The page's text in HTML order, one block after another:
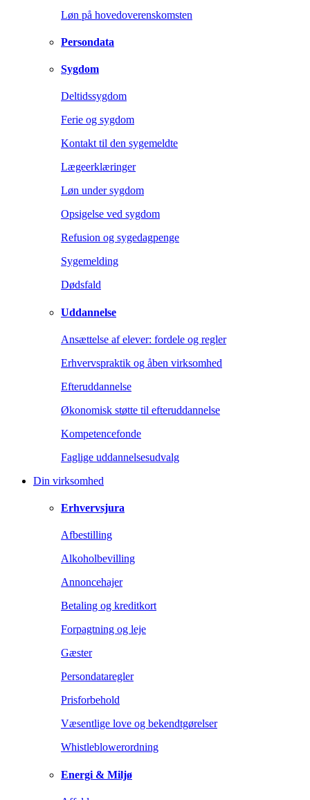
Løn på hovedoverenskomsten
Persondata
Sygdom
Deltidssygdom
Ferie og sygdom
Kontakt til den sygemeldte
Lægeerklæringer
Løn under sygdom
Opsigelse ved sygdom
Refusion og sygedagpenge
Sygemelding
Dødsfald
Uddannelse
Ansættelse af elever: fordele og regler
Erhvervspraktik og åben virksomhed
Efteruddannelse
Økonomisk støtte til efteruddannelse
Kompetencefonde
Faglige uddannelsesudvalg
Din virksomhed
Erhvervsjura
Afbestilling
Alkoholbevilling
Annoncehajer
Betaling og kreditkort
Forpagtning og leje
Gæster
Persondataregler
Prisforbehold
Væsentlige love og bekendtgørelser
Whistleblowerordning
Energi & Miljø